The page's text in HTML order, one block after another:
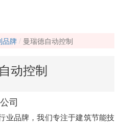
品牌 曼瑞德自动控制
动控制
司
业品牌，我们专注于建筑节能技